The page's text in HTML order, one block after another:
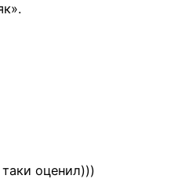
оценил)))